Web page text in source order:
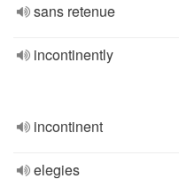
sans retenue
incontinently
incontinent
elegies